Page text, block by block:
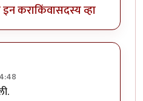
कराकिंवासदस्य व्हा